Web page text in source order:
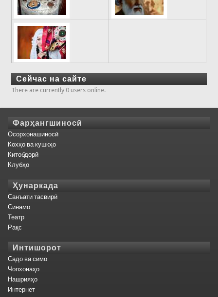
Сейчас на сайте
There are currently 0 users online.
Фарҳангшиносӣ
Осорхонашиносӣ
Кохҳо ва кушкҳо
Китобдорӣ
Клубҳо
Ҳунаркада
Санъати тасвирӣ
Синамо
Театр
Рақс
Интишорот
Садо ва симо
Чопхонаҳо
Нашрияҳо
Интернет